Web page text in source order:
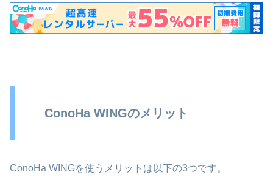
ConoHa WINGのメリット
ConoHa WINGを使うメリットは以下の3つです。